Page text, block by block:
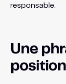
responsable.
Une